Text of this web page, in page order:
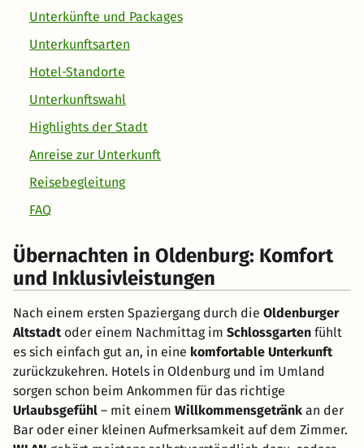
Unterkünfte und Packages
Unterkunftsarten
Hotel-Standorte
Unterkunftswahl
Highlights der Stadt
Anreise zur Unterkunft
Reisebegleitung
FAQ
Übernachten in Oldenburg: Komfort
und Inklusivleistungen
Nach einem ersten Spaziergang durch die Oldenburger
Altstadtoder einem Nachmittag im Schlossgarten fühlt
es sich einfach gut an, in eine komfortable Unterkunft
zurückzukehren. Hotels in Oldenburg und im Umland
sorgen schon beim Ankommen für das richtige
Urlaubsgefühl – mit einem Willkommensgetränk an der
Bar oder einer kleinen Aufmerksamkeit auf dem Zimmer.